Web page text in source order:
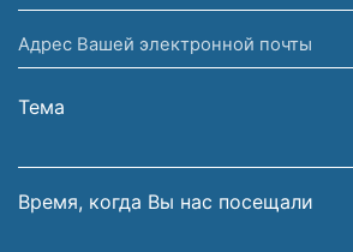
имя
и
фамилия
Адрес
Вашей
электронной
Тема
Время, когда Вы нас посещали